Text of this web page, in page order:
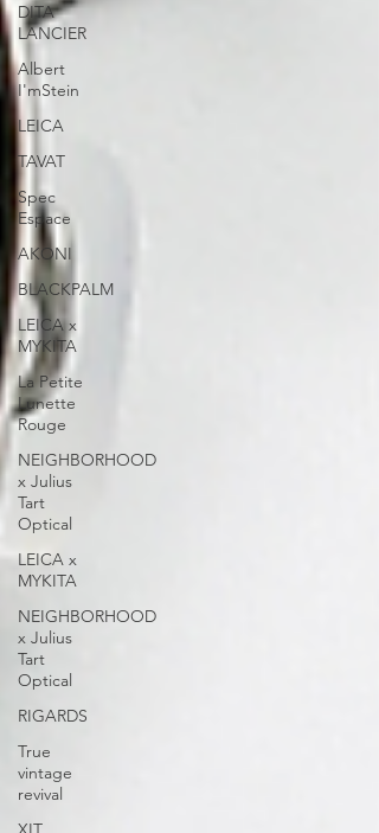
DITA
LANCIER
Albert
I'mStein
LEICA
TAVAT
Spec
Espace
AKONI
BLACKPALM
LEICA x
MYKITA
La Petite
Lunette
Rouge
NEIGHBORHOOD
x Julius
Tart
Optical
LEICA x
MYKITA
NEIGHBORHOOD
x Julius
Tart
Optical
RIGARDS
True
vintage
revival